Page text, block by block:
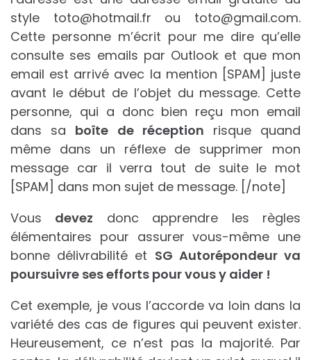
style toto@hotmail.fr ou toto@gmail.com.
Cette personne m’écrit pour me dire qu’elle
consulte ses emails par Outlook et que mon
email est arrivé avec la mention [SPAM] juste
avant le début de l’objet du message. Cette
personne, qui a donc bien reçu mon email
dans sa boîte de réception risque quand
même dans un réflexe de supprimer mon
message car il verra tout de suite le mot
[SPAM] dans mon sujet de message. [/note]
Vous devez donc apprendre les règles
élémentaires pour assurer vous-même une
bonne délivrabilité et SG Autorépondeur va
poursuivre ses efforts pour vous y aider !
Cet exemple, je vous l’accorde va loin dans la
variété des cas de figures qui peuvent exister.
Heureusement, ce n’est pas la majorité. Par